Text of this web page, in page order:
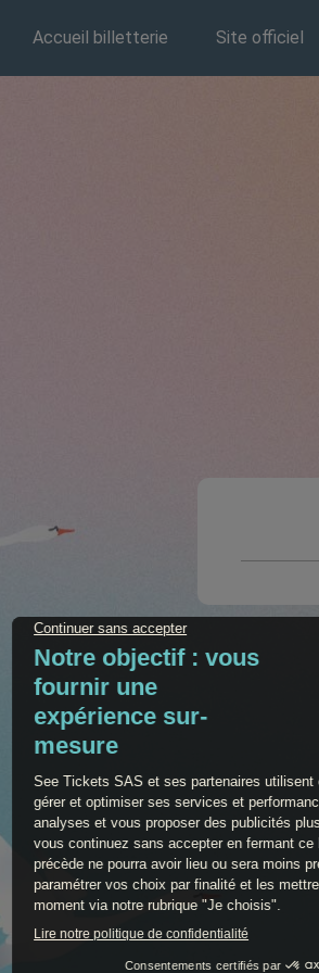
Accueil billetterie Site officiel